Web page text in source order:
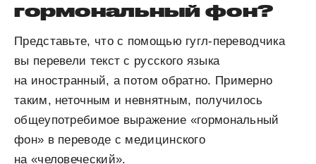
гормональный фон?
Представьте, что с помощью гугл-переводчика
вы перевели текст с русского языка
на иностранный, а потом обратно. Примерно
таким, неточным и невнятным, получилось
общеупотребимое выражение «гормональный
фон» в переводе с медицинского
на «человеческий».